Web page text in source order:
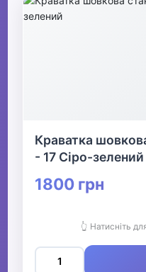
Краватка
- 17 Сіро-зелений
1800 грн
👆 Натисніть